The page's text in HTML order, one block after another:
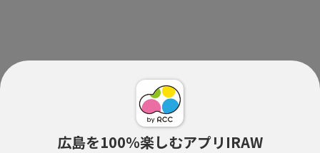
広島を100％楽しむアプリIRAW